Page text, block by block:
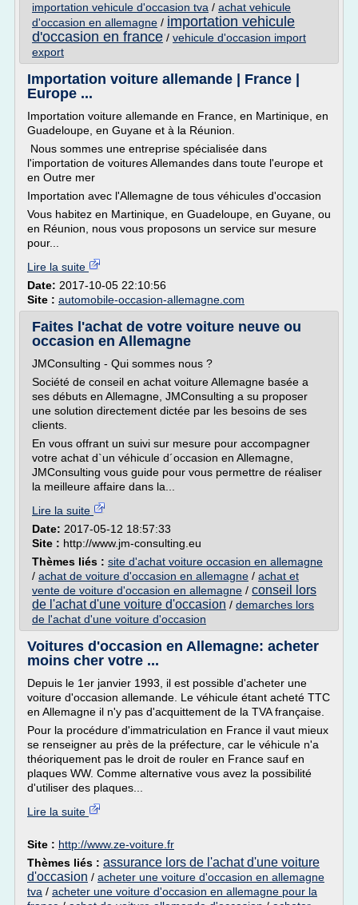
importation vehicule d'occasion tva / achat vehicule
d'occasion en allemagne / importation vehicule
d'occasion en france / vehicule d'occasion import
export
Importation voiture allemande | France |
Europe ...
Importation voiture allemande en France, en Martinique, en
Guadeloupe, en Guyane et à la Réunion.
Nous sommes une entreprise spécialisée dans
l'importation de voitures Allemandes dans toute l'europe et
en Outre mer
Importation avec l'Allemagne de tous véhicules d'occasion
Vous habitez en Martinique, en Guadeloupe, en Guyane, ou
en Réunion, nous vous proposons un service sur mesure
pour...
Lire la suite
Date: 2017-10-05 22:10:56
Site : automobile-occasion-allemagne.com
Faites l'achat de votre voiture neuve ou
occasion en Allemagne
JMConsulting - Qui sommes nous ?
Société de conseil en achat voiture Allemagne basée a
ses débuts en Allemagne, JMConsulting a su proposer
une solution directement dictée par les besoins de ses
clients.
En vous offrant un suivi sur mesure pour accompagner
votre achat d`un véhicule d´occasion en Allemagne,
JMConsulting vous guide pour vous permettre de réaliser
la meilleure affaire dans la...
Lire la suite
Date: 2017-05-12 18:57:33
Site : http://www.jm-consulting.eu
Thèmes liés : site d'achat voiture occasion en allemagne
/ achat de voiture d'occasion en allemagne / achat et
vente de voiture d'occasion en allemagne / conseil lors
de l'achat d'une voiture d'occasion / demarches lors
de l'achat d'une voiture d'occasion
Voitures d'occasion en Allemagne: acheter
moins cher votre ...
Depuis le 1er janvier 1993, il est possible d'acheter une
voiture d'occasion allemande. Le véhicule étant acheté TTC
en Allemagne il n'y pas d'acquittement de la TVA française.
Pour la procédure d'immatriculation en France il vaut mieux
se renseigner au près de la préfecture, car le véhicule n'a
théoriquement pas le droit de rouler en France sauf en
plaques WW. Comme alternative vous avez la possibilité
d'utiliser des plaques...
Lire la suite
Site : http://www.ze-voiture.fr
Thèmes liés : assurance lors de l'achat d'une voiture
d'occasion / acheter une voiture d'occasion en allemagne
tva / acheter une voiture d'occasion en allemagne pour la